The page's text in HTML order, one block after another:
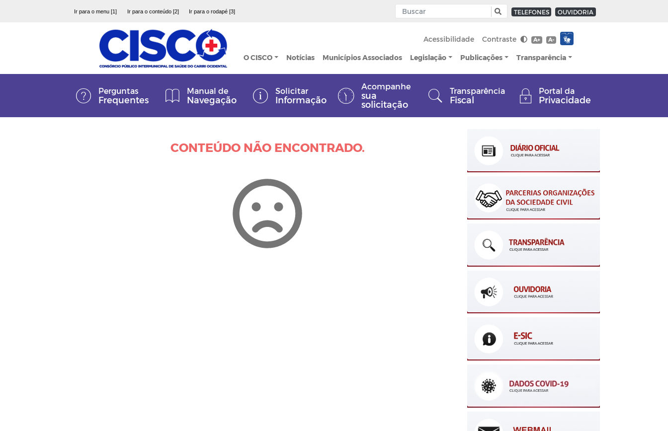
Ir para o menu [1] Ir para o conteúdo [2] Ir para o rodapé [3] TELEFONES OUVIDORIA
Acessibilidade Contraste A+ A-
O CISCO Notícias Municípios Associados Legislação Publicações Transparência
Perguntas
Frequentes
Manual de
Navegação
Solicitar
Informação
Acompanhe
sua
solicitação
Transparência
Fiscal
Portal da
Privacidade
CONTEÚDO NÃO ENCONTRADO.